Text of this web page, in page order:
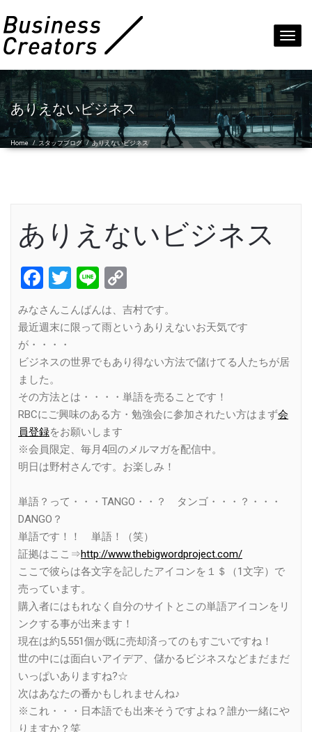
ありえないビジネス
Home / スタッフブログ /ありえないビジネス
ありえないビジネス
Facebook
Twitter
Line
Link
みなさんこんばんは、吉村です。
最近週末に限って雨というありえないお天気です
が・・・・
ビジネスの世界でもあり得ない方法で儲けてる人たちが居
ました。
その方法とは・・・・単語を売ることです！
RBCにご興味のある方・勉強会に参加されたい方はまず会
員登録をお願いします
※会員限定、毎月4回のメルマガを配信中。
明日は野村さんです。お楽しみ！
単語？って・・・TANGO・・？ タンゴ・・・？・・・
DANGO？
単語です！！ 単語！（笑）
証拠はここ⇒http://www.thebigwordproject.com/
ここで彼らは各文字を記したアイコンを１＄（1文字）で
売っています。
購入者にはもれなく自分のサイトとこの単語アイコンをリ
ンクする事が出来ます！
現在は約5,551個が既に売却済ってのもすごいですね！
世の中には面白いアイデア、儲かるビジネスなどまだまだ
いっぱいありますね?☆
次はあなたの番かもしれませんね♪
※これ・・・日本語でも出来そうですよね？誰か一緒にや
りますか？笑